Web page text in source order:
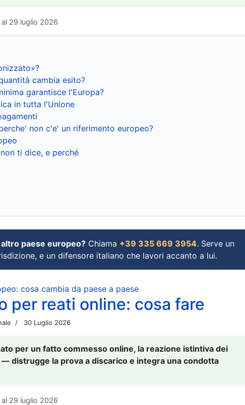
29 luglio 2026
cambia esito?
garantisce l'Europa?
in tutta l'Unione
non c'e' un riferimento europeo?
ti dice, e perché
paese europeo? Chiama +39 335 669 3954. Serve un
e un difensore italiano che lavori accanto a lui.
cosa cambia da paese a paese
per reati online: cosa fare
30 Luglio 2026
per un fatto commesso online, la reazione istintiva dei
distrugge la prova a discarico e integra una condotta
29 luglio 2026